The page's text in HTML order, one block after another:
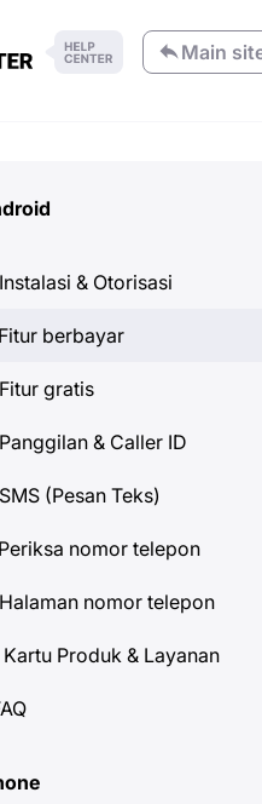
Main
Instalasi & Otorisasi
Fitur berbayar
Fitur gratis
Panggilan & Caller ID
SMS (Pesan Teks)
Periksa nomor telepon
Halaman nomor telepon
️ Kartu Produk & Layanan